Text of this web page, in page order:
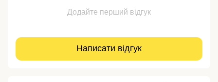
Додайте перший відгук
Написати відгук